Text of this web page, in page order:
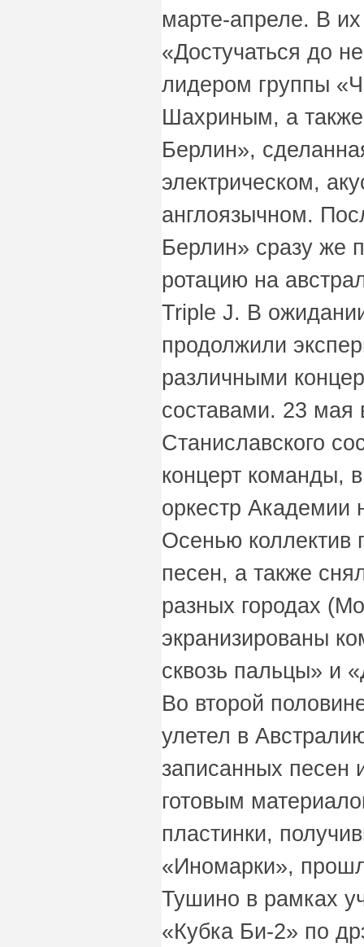
марте-апреле. В
«Достучаться до
лидером группы
Шахриным, а
Берлин»,
электрическом,
англоязычном.
Берлин» сразу же
ротацию на
Triple J. В
продолжили
различными
составами. 23 мая
Станиславского
концерт команды,
оркестр Академии
Осенью коллектив
песен, а также
разных городах
экранизированы
сквозь пальцы» и
Во второй
улетел в
записанных песен
готовым
пластинки,
«Иномарки»,
Тушино в рамках
«Кубка Би-2» по